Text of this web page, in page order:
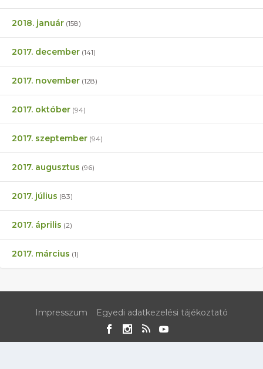
2018. január (158)
2017. december (141)
2017. november (128)
2017. október (94)
2017. szeptember (94)
2017. augusztus (96)
2017. július (83)
2017. április (2)
2017. március (1)
Impresszum Egyedi adatkezelési tájékoztató